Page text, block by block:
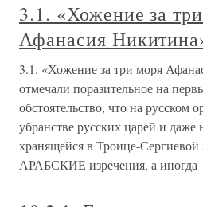
3.1. «Хожение за
Афанасия
3.1. «Хожение за три моря
отмечали поразительное на
обстоятельство, что на русском
убранстве русских царей и даже
хранящейся в Троице-Сергиевой
АРАБСКИЕ изречения, а иногда